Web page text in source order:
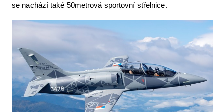
se nachází také 50metrová sportovní střelnice.